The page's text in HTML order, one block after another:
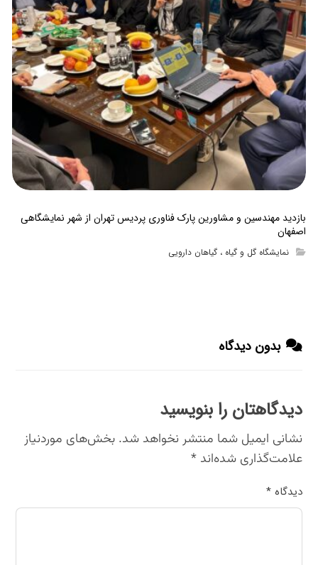
بازدید مهندسین و مشاورین پارک فناوری پردیس تهران از شهر نمایشگاهی
اصفهان
نمایشگاه گل و گیاه ، گیاهان دارویی
بدون دیدگاه
دیدگاهتان را بنویسید
نشانی ایمیل شما منتشر نخواهد شد. بخش‌های موردنیاز
علامت‌گذاری شده‌اند*
دیدگاه*